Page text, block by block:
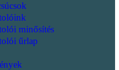
minősítés
űrlap